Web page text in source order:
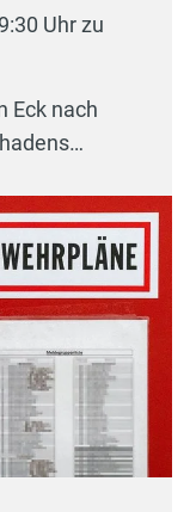
Uhr zu
Eck nach